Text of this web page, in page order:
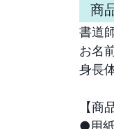
商
書道
お名
身長
【商
●用